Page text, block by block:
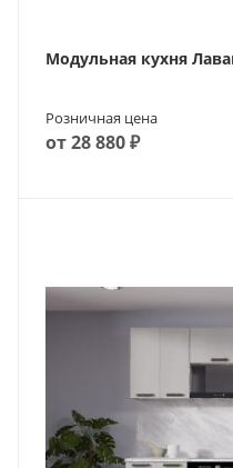
Модульная кухня
Розничная цена
от 28 880 ₽